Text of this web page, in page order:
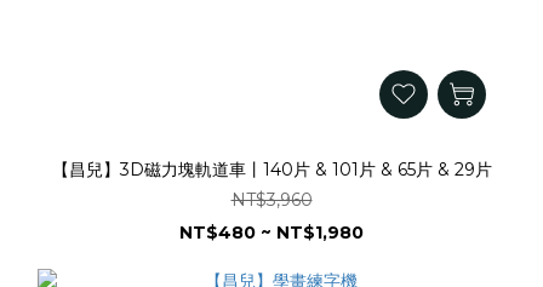
【昌兒】3D磁力塊軌道車丨140片 & 101片 & 65片 & 29片
NT$3,960
NT$480 ~ NT$1,980